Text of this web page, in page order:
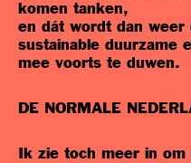
komen tanken,
en dát wordt dan weer
sustainable duurzame
mee voorts te duwen.
DE NORMALE
Ik zie toch meer in